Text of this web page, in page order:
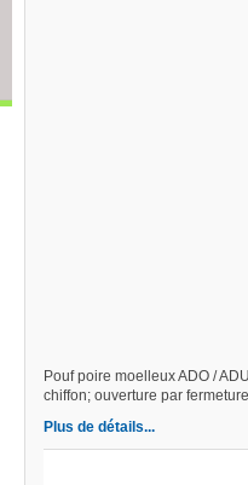
Pouf poire moelleux ADO /
chiffon; ouverture par
Plus de détails...